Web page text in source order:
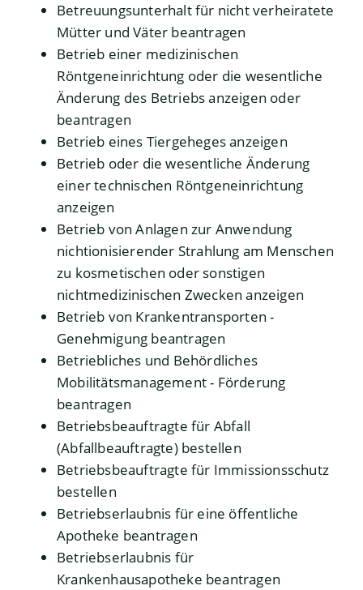
Betreuungsunterhalt für nicht verheiratete
Mütter und Väter beantragen
Betrieb einer medizinischen
Röntgeneinrichtung oder die wesentliche
Änderung des Betriebs anzeigen oder
beantragen
Betrieb eines Tiergeheges anzeigen
Betrieb oder die wesentliche Änderung
einer technischen Röntgeneinrichtung
anzeigen
Betrieb von Anlagen zur Anwendung
nichtionisierender Strahlung am Menschen
zu kosmetischen oder sonstigen
nichtmedizinischen Zwecken anzeigen
Betrieb von Krankentransporten -
Genehmigung beantragen
Betriebliches und Behördliches
Mobilitätsmanagement - Förderung
beantragen
Betriebsbeauftragte für Abfall
(Abfallbeauftragte) bestellen
Betriebsbeauftragte für Immissionsschutz
bestellen
Betriebserlaubnis für eine öffentliche
Apotheke beantragen
Betriebserlaubnis für
Krankenhausapotheke beantragen